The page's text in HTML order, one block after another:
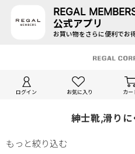
REGAL
公式アプリ
お買い物をさらに便利でお
ログイン お気に入り カー
紳士靴,滑り
もっと絞り込む